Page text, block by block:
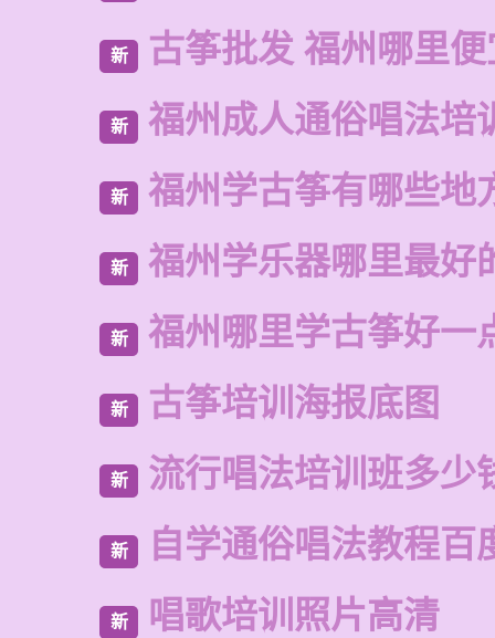
新 古筝批发 福州哪里
新 福州成人通俗唱法培
新 福州学古筝有哪些地
新 福州学乐器哪里最好
新 福州哪里学古筝好一
新 古筝培训海报底图
新 流行唱法培训班多少
新 自学通俗唱法教程百
新 唱歌培训照片高清